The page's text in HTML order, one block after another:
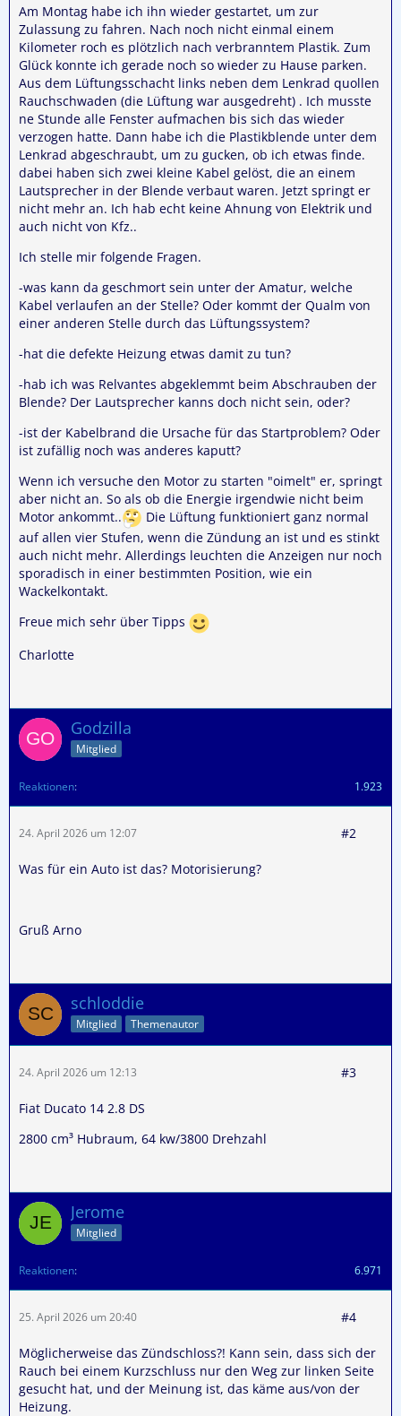
Am Montag habe ich ihn wieder gestartet, um zur
Zulassung zu fahren. Nach noch nicht einmal einem
Kilometer roch es plötzlich nach verbranntem Plastik. Zum
Glück konnte ich gerade noch so wieder zu Hause parken.
Aus dem Lüftungsschacht links neben dem Lenkrad quollen
Rauchschwaden (die Lüftung war ausgedreht) . Ich musste
ne Stunde alle Fenster aufmachen bis sich das wieder
verzogen hatte. Dann habe ich die Plastikblende unter dem
Lenkrad abgeschraubt, um zu gucken, ob ich etwas finde.
dabei haben sich zwei kleine Kabel gelöst, die an einem
Lautsprecher in der Blende verbaut waren. Jetzt springt er
nicht mehr an. Ich hab echt keine Ahnung von Elektrik und
auch nicht von Kfz..
Ich stelle mir folgende Fragen.
-was kann da geschmort sein unter der Amatur, welche
Kabel verlaufen an der Stelle? Oder kommt der Qualm von
einer anderen Stelle durch das Lüftungssystem?
-hat die defekte Heizung etwas damit zu tun?
-hab ich was Relvantes abgeklemmt beim Abschrauben der
Blende? Der Lautsprecher kanns doch nicht sein, oder?
-ist der Kabelbrand die Ursache für das Startproblem? Oder
ist zufällig noch was anderes kaputt?
Wenn ich versuche den Motor zu starten "oimelt" er, springt
aber nicht an. So als ob die Energie irgendwie nicht beim
Motor ankommt..
Die Lüftung funktioniert ganz normal
auf allen vier Stufen, wenn die Zündung an ist und es stinkt
auch nicht mehr. Allerdings leuchten die Anzeigen nur noch
sporadisch in einer bestimmten Position, wie ein
Wackelkontakt.
Freue mich sehr über Tipps
Charlotte
Godzilla
Mitglied
Reaktionen 1.923
24. April 2026 um 12:07 #2
Was für ein Auto ist das? Motorisierung?
Gruß Arno
schloddie
Mitglied Themenautor
24. April 2026 um 12:13 #3
Fiat Ducato 14 2.8 DS
2800 cm³ Hubraum, 64 kw/3800 Drehzahl
Jerome
Mitglied
Reaktionen 6.971
25. April 2026 um 20:40 #4
Möglicherweise das Zündschloss?! Kann sein, dass sich der
Rauch bei einem Kurzschluss nur den Weg zur linken Seite
gesucht hat, und der Meinung ist, das käme aus/von der
Heizung.